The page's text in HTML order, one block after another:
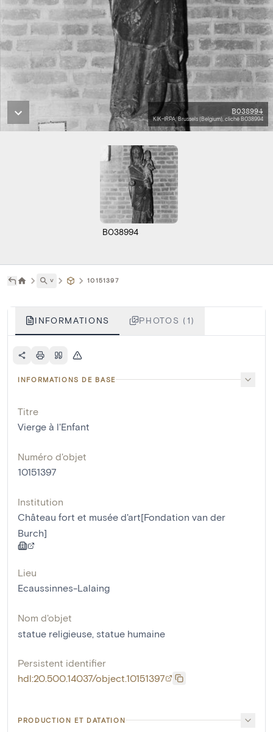
B038994
KIK-IRPA, Brussels (Belgium), cliché B038994
B038994
˅ 10151397
INFORMATIONS PHOTOS (1)
INFORMATIONS DE BASE
Titre
Vierge à l'Enfant
Numéro d'objet
10151397
Institution
Château fort et musée d'art[Fondation van der
Burch]
Lieu
Ecaussinnes-Lalaing
Nom d'objet
statue religieuse statue humaine
Persistent identifier
hdl:20.500.14037/object.10151397
PRODUCTION ET DATATION